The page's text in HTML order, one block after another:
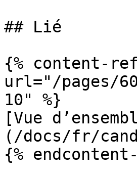
## Lié
{% content-ref
url="/pages/
10" %}
[Vue
(/docs/fr/
{%